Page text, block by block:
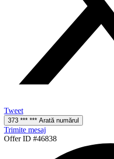
Tweet
373 *** *** Arată numărul
Trimite mesaj
Offer ID #46838